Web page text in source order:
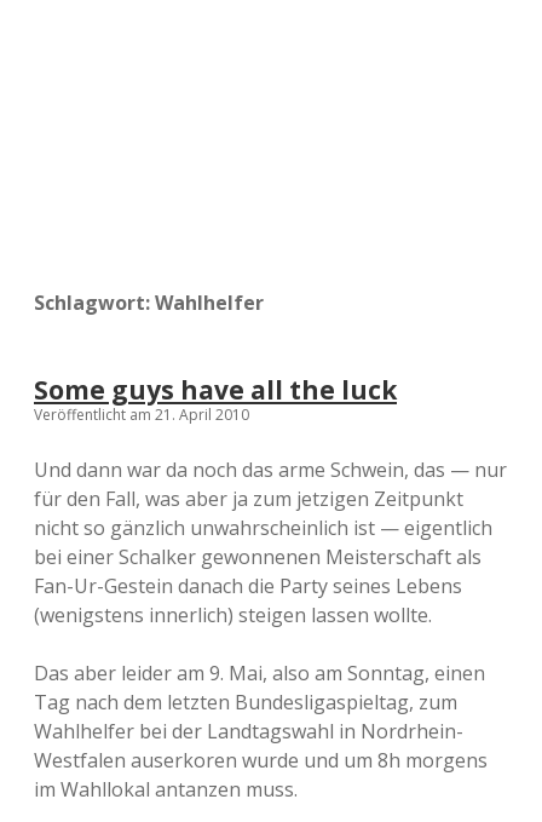
Schlagwort:Wahlhelfer
Some guys have all the luck
Veröffentlicht am 21. April 2010
Und dann war da noch das arme Schwein, das — nur
für den Fall, was aber ja zum jetzigen Zeitpunkt
nicht so gänzlich unwahrscheinlich ist — eigentlich
bei einer Schalker gewonnenen Meisterschaft als
Fan-Ur-Gestein danach die Party seines Lebens
(wenigstens innerlich) steigen lassen wollte.
Das aber leider am 9. Mai, also am Sonntag, einen
Tag nach dem letzten Bundesligaspieltag, zum
Wahlhelfer bei der Landtagswahl in Nordrhein-
Westfalen auserkoren wurde und um 8h morgens
im Wahllokal antanzen muss.